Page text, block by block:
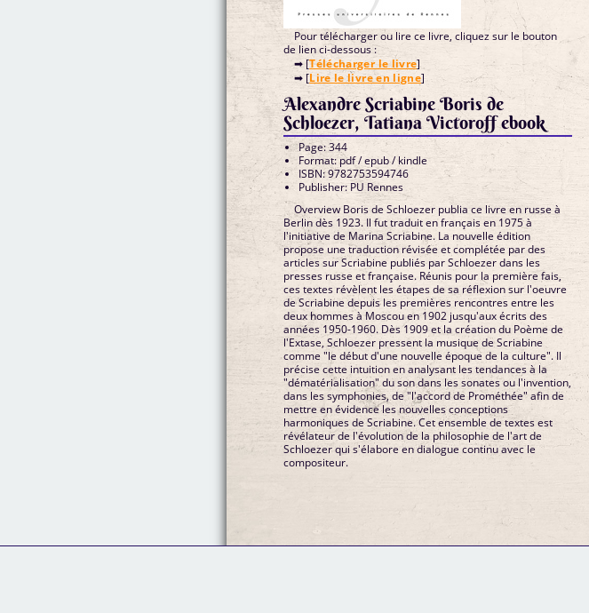
Pour télécharger ou lire ce livre, cliquez sur le bouton
de lien ci-dessous :
➡ [Télécharger le livre]
➡ [Lire le livre en ligne]
Alexandre Scriabine Boris de
Schloezer, Tatiana Victoroff ebook
Page: 344
Format: pdf / epub / kindle
ISBN: 9782753594746
Publisher: PU Rennes
Overview Boris de Schloezer publia ce livre en russe à
Berlin dès 1923. Il fut traduit en français en 1975 à
l'initiative de Marina Scriabine. La nouvelle édition
propose une traduction révisée et complétée par des
articles sur Scriabine publiés par Schloezer dans les
presses russe et française. Réunis pour la première fais,
ces textes révèlent les étapes de sa réflexion sur l'oeuvre
de Scriabine depuis les premières rencontres entre les
deux hommes à Moscou en 1902 jusqu'aux écrits des
années 1950-1960. Dès 1909 et la création du Poème de
l'Extase, Schloezer pressent la musique de Scriabine
comme "le début d'une nouvelle époque de la culture". Il
précise cette intuition en analysant les tendances à la
"dématérialisation" du son dans les sonates ou l'invention,
dans les symphonies, de "l'accord de Prométhée" afin de
mettre en évidence les nouvelles conceptions
harmoniques de Scriabine. Cet ensemble de textes est
révélateur de l'évolution de la philosophie de l'art de
Schloezer qui s'élabore en dialogue continu avec le
compositeur.